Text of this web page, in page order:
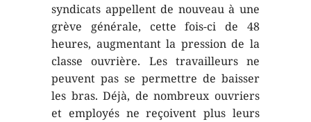
syndicats appellent de nouveau à une
grève générale, cette fois-ci de 48
heures, augmentant la pression de la
classe ouvrière. Les travailleurs ne
peuvent pas se permettre de baisser
les bras. Déjà, de nombreux ouvriers
et employés ne reçoivent plus leurs